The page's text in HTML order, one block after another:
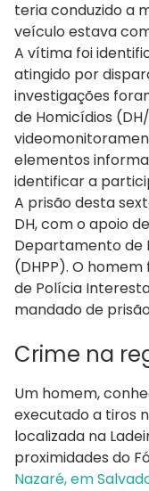
teria conduzido a
veículo estava
A vítima foi
atingido por
investigações
de Homicídios
elementos
identificar a
A prisão desta
DH, com o apoio
Departamento de
(DHPP). O
de Polícia
mandado de
Crime na
Um homem,
executado a tiros
localizada na
proximidades do
Nazaré, em